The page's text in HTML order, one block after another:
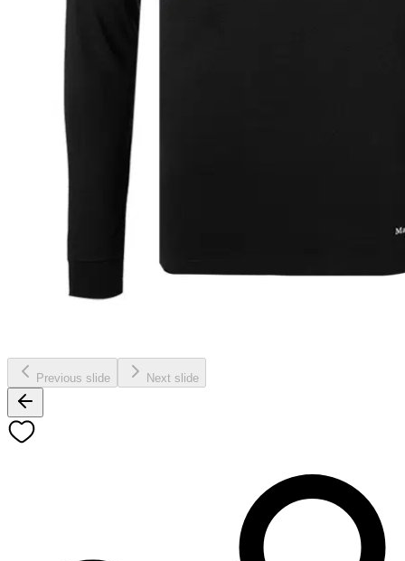
Previous slide Next slide